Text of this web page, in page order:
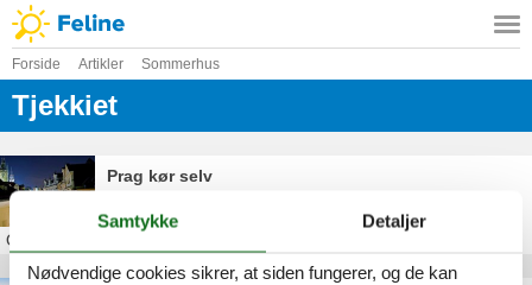
Forside Artikler Sommerhus
Tjekkiet
Prag kør selv
Om
Samtykke Detaljer
Nødvendige cookies sikrer, at siden fungerer, og de kan